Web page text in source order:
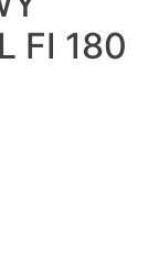
FI 180